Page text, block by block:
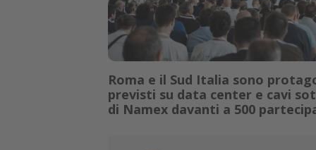
Roma e il Sud Italia sono
previsti su data center e cavi
di Namex davanti a 500